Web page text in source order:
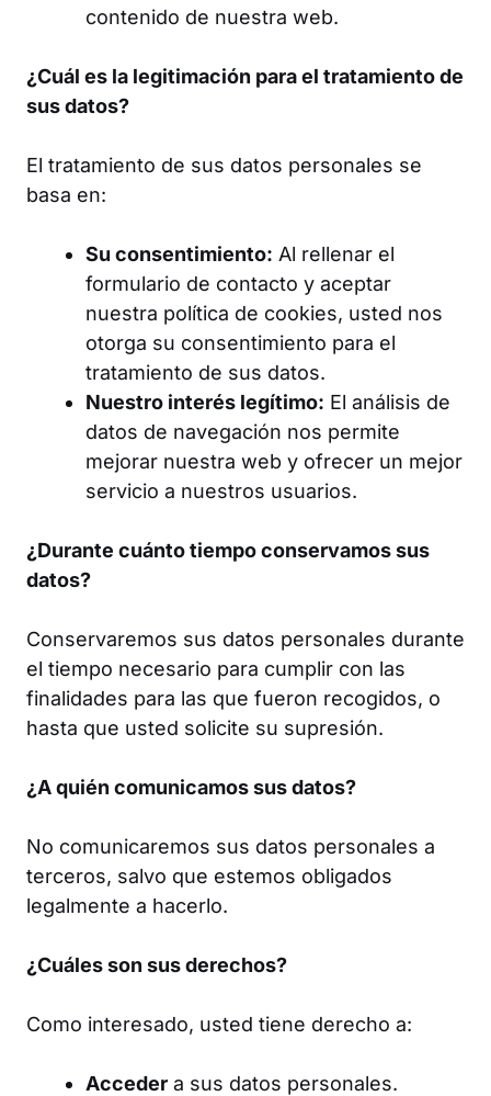
contenido de nuestra web.
¿Cuál es la legitimación para el tratamiento de
sus datos?
El tratamiento de sus datos personales se
basa en:
Su consentimiento: Al rellenar el
formulario de contacto y aceptar
nuestra política de cookies, usted nos
otorga su consentimiento para el
tratamiento de sus datos.
Nuestro interés legítimo: El análisis de
datos de navegación nos permite
mejorar nuestra web y ofrecer un mejor
servicio a nuestros usuarios.
¿Durante cuánto tiempo conservamos sus
datos?
Conservaremos sus datos personales durante
el tiempo necesario para cumplir con las
finalidades para las que fueron recogidos, o
hasta que usted solicite su supresión.
¿A quién comunicamos sus datos?
No comunicaremos sus datos personales a
terceros, salvo que estemos obligados
legalmente a hacerlo.
¿Cuáles son sus derechos?
Como interesado, usted tiene derecho a:
Acceder a sus datos personales.